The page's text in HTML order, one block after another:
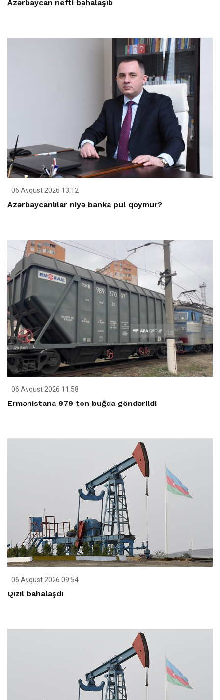
Azərbaycan nefti bahalaşıb
06 Avqust 2026 13:12
Azərbaycanlılar niyə banka pul qoymur?
06 Avqust 2026 11:58
Ermənistana 979 ton buğda göndərildi
06 Avqust 2026 09:54
Qızıl bahalaşdı